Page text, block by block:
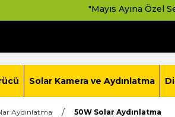
"Mayıs Ayına Özel Seçili
Solar Kamera ve Aydınlatma
Aydınlatma 50W Solar Aydınlatma